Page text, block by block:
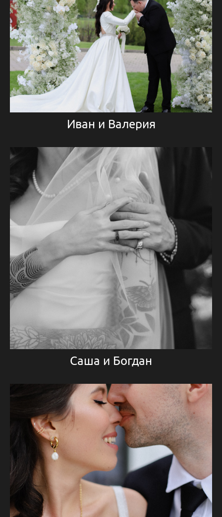
Иван и Валерия
Саша и Богдан